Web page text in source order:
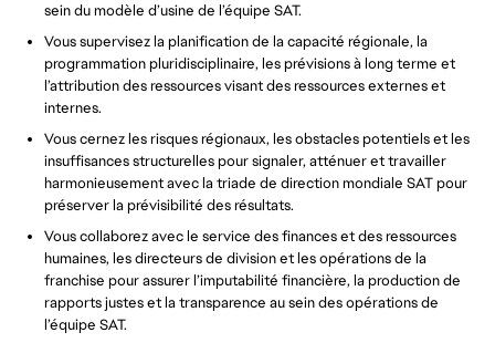
sein du modèle d’usine de l’équipe SAT.
Vous supervisez la planification de la capacité régionale, la
programmation pluridisciplinaire, les prévisions à long terme et
l’attribution des ressources visant des ressources externes et
internes.
Vous cernez les risques régionaux, les obstacles potentiels et les
insuffisances structurelles pour signaler, atténuer et travailler
harmonieusement avec la triade de direction mondiale SAT pour
préserver la prévisibilité des résultats.
Vous collaborez avec le service des finances et des ressources
humaines, les directeurs de division et les opérations de la
franchise pour assurer l’imputabilité financière, la production de
rapports justes et la transparence au sein des opérations de
l’équipe SAT.